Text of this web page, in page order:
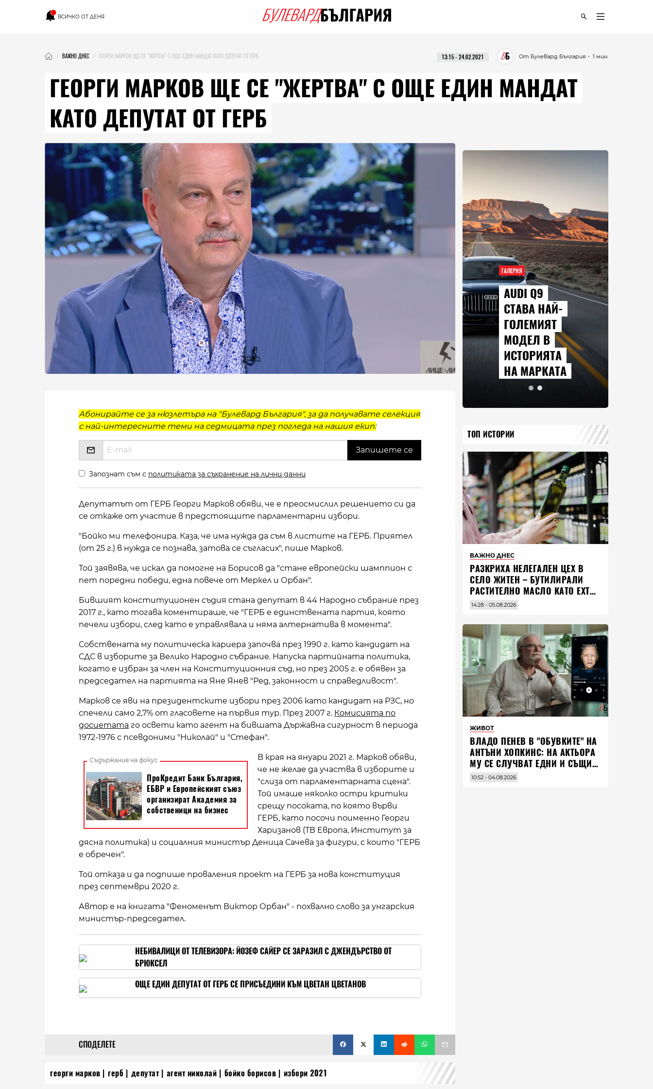
ВСИЧКО ОТ ДЕНЯ
ВАЖНО ДНЕС ГЕОРГИ МАРКОВ ЩЕ СЕ "ЖЕРТВА" С ОЩЕ ЕДИН МАНДАТ КАТО ДЕПУТАТ ОТ ГЕРБ ・ 1 мин.
От Булевард България
13:15 - 24.02.2021
ГЕОРГИ МАРКОВ ЩЕ СЕ "ЖЕРТВА" С ОЩЕ ЕДИН МАНДАТ
КАТО ДЕПУТАТ ОТ ГЕРБ
Абонирайте се за нюзлетъра на "Булевард България", за да получавате селекция
с най-интересните теми на седмицата през погледа на нашия екип:
Запознат съм с политиката за съхранение на лични данни
Депутатът от ГЕРБ Георги Марков обяви, че е преосмислил решението си да
се откаже от участие в предстоящите парламентарни избори.
"Бойко ми телефонира. Каза, че има нужда да съм в листите на ГЕРБ. Приятел
(от 25 г.) в нужда се познава, затова се съгласих", пише Марков.
Той заявява, че искал да помогне на Борисов да "стане европейски шамппион с
пет поредни победи, една повече от Меркел и Орбан".
Бившият конституционен съдия стана депутат в 44 Народно събрание през
2017 г., като тогава коментираше, че "ГЕРБ е единствената партия, която
печели избори, след като е управлявала и няма алтернатива в момента".
Собствената му политическа кариера започва през 1990 г. като кандидат на
СДС в изборите за Велико Народно събрание. Напуска партийната политика,
когато е избран за член на Конституционния съд, но през 2005 г. е обявен за
председател на партията на Яне Янев "Ред, законност и справедливост".
Марков се яви на президентските избори през 2006 като кандидат на РЗС, но
спечели само 2,7% от гласовете на първия тур. През 2007 г. Комисията по
досиетата го освети като агент на бившата Държавна сигурност в периода
1972-1976 с псевдоними "Николай" и "Стефан".
В края на януари 2021 г. Марков обяви,
че не желае да участва в изборите и
"слиза от парламентарната сцена".
Той имаше няколко остри критики
срещу посоката, по която върви
ГЕРБ, като посочи поименно Георги
Харизанов (ТВ Европа, Институт за
дясна политика) и социалния министър Деница Сачева за фигури, с които "ГЕРБ
е обречен".
Той отказа и да подпише проваления проект на ГЕРБ за нова конституция
през септември 2020 г.
Автор е на книгата "Феноменът Виктор Орбан" - похвално слово за унгарския
министър-председател.
НЕБИВАЛИЦИ ОТ ТЕЛЕВИЗОРА: ЙОЗЕФ САЙЕР СЕ ЗАРАЗИЛ С ДЖЕНДЪРСТВО ОТ
БРЮКСЕЛ
ОЩЕ ЕДИН ДЕПУТАТ ОТ ГЕРБ СЕ ПРИСЪЕДИНИ КЪМ ЦВЕТАН ЦВЕТАНОВ
СПОДЕЛЕТЕ
георги марков герб депутат агент николай бойко борисов избори 2021
ГАЛЕРИЯ
AUDI Q9
СТАВА НАЙ-
ГОЛЕМИЯТ
МОДЕЛ В
ИСТОРИЯТА
НА МАРКАТА
ТОП ИСТОРИИ
ВАЖНО ДНЕС
РАЗКРИХА НЕЛЕГАЛЕН ЦЕХ В
СЕЛО ЖИТЕН – БУТИЛИРАЛИ
РАСТИТЕЛНО МАСЛО КАТО EXTRA
VIRGIN ЗЕХТИН
14:28 - 05.08.2026
ЖИВОТ
ВЛАДO ПЕНЕВ В "ОБУВКИТЕ" НА
АНТЪНИ ХОПКИНС: НА АКТЬОРА
МУ СЕ СЛУЧВАТ ЕДНИ И СЪЩИ
НЕЩА ПО ЦЕЛИЯ СВЯТ
10:52 - 04.08.2026